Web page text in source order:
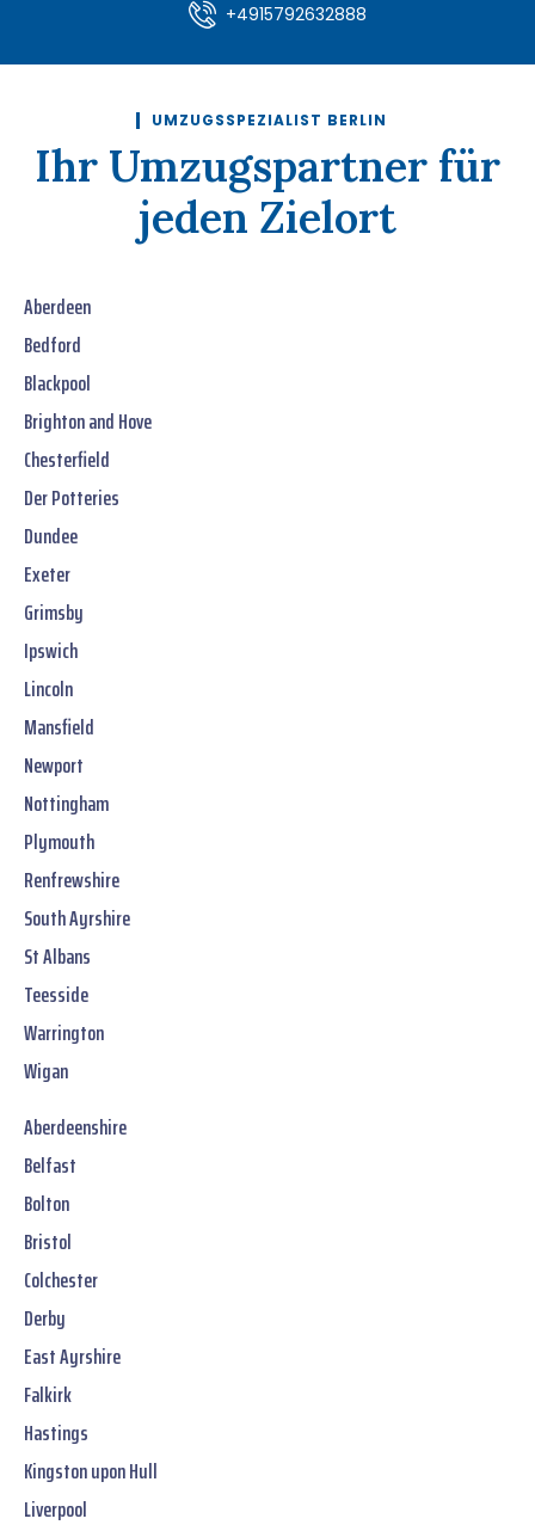
+4915792632888
UMZUGSSPEZIALIST BERLIN
Ihr Umzugspartner für
jeden Zielort
Aberdeen
Bedford
Blackpool
Brighton and Hove
Chesterfield
Der Potteries
Dundee
Exeter
Grimsby
Ipswich
Lincoln
Mansfield
Newport
Nottingham
Plymouth
Renfrewshire
South Ayrshire
St Albans
Teesside
Warrington
Wigan
Aberdeenshire
Belfast
Bolton
Bristol
Colchester
Derby
East Ayrshire
Falkirk
Hastings
Kingston upon Hull
Liverpool